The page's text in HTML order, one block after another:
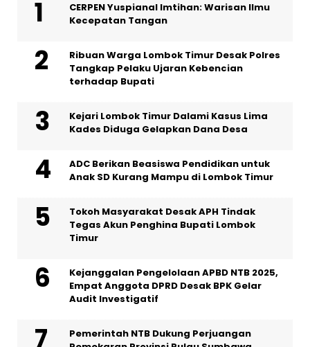
CERPEN Yuspianal Imtihan: Warisan Ilmu
Kecepatan Tangan
Ribuan Warga Lombok Timur Desak Polres
Tangkap Pelaku Ujaran Kebencian
terhadap Bupati
Kejari Lombok Timur Dalami Kasus Lima
Kades Diduga Gelapkan Dana Desa
ADC Berikan Beasiswa Pendidikan untuk
Anak SD Kurang Mampu di Lombok Timur
Tokoh Masyarakat Desak APH Tindak
Tegas Akun Penghina Bupati Lombok
Timur
Kejanggalan Pengelolaan APBD NTB 2025,
Empat Anggota DPRD Desak BPK Gelar
Audit Investigatif
Pemerintah NTB Dukung Perjuangan